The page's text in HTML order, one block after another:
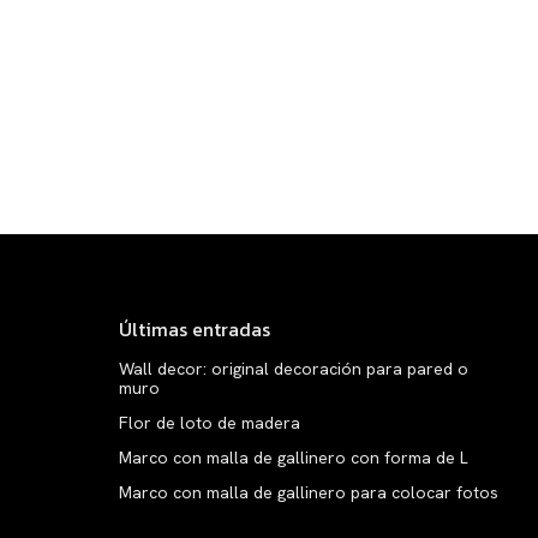
Últimas entradas
Wall decor: original decoración para pared o
muro
Flor de loto de madera
Marco con malla de gallinero con forma de L
Marco con malla de gallinero para colocar fotos